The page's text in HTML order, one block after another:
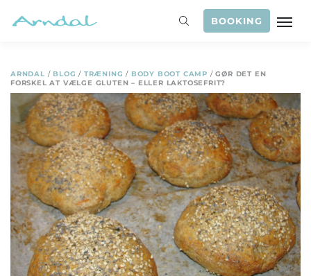
BOOKING
ARNDAL / BLOG / TRÆNING / BODY BOOT CAMP /GØR DET EN
FORSKEL AT VÆLGE GLUTEN – ELLER LAKTOSEFRIT?